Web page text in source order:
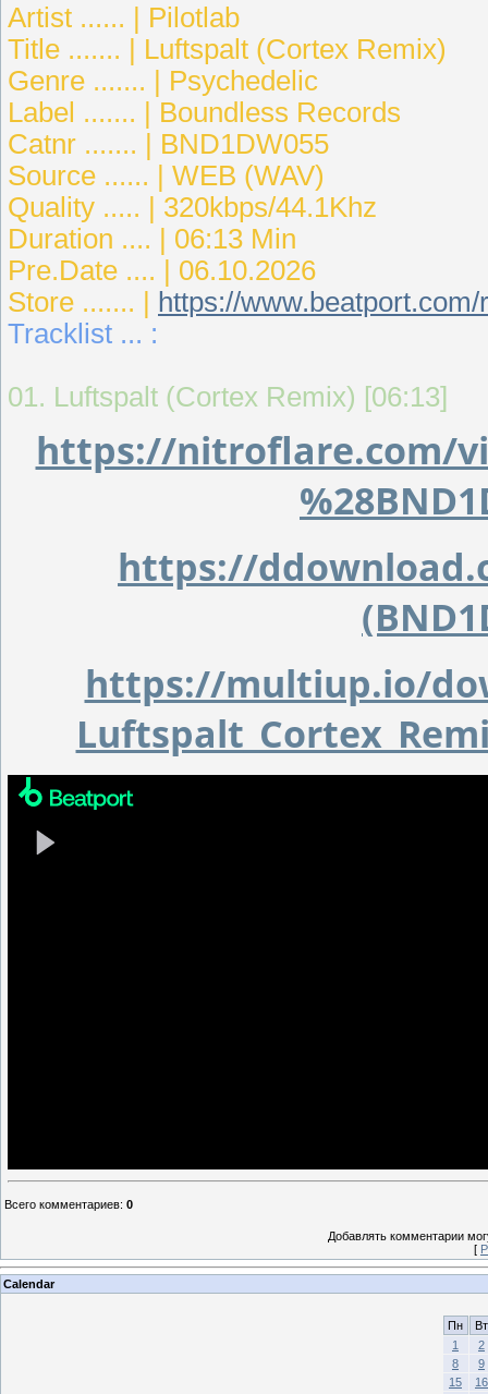
Artist ...... | Pilotlab
Title ....... | Luftspalt (Cortex Remix)
Genre ....... | Psychedelic
Label ....... | Boundless Records
Catnr ....... | BND1DW055
Source ...... | WEB (WAV)
Quality ..... | 320kbps/44.1Khz
Duration .... | 06:13 Min
Pre.Date .... | 06.10.2026
Store ....... |
https://
Tracklist ... :
01. Luftspalt (Cortex Remix) [06:13]
https://nitroflare.com/
https://
https://multiup.io/
Всего комментариев: 0
Добавлять комментарии
[
Calendar
Пн
Вт
1
2
8
9
15
16